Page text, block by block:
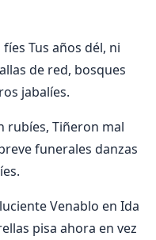
Tus años dél, ni
de red, bosques
jabalíes.
rubíes, Tiñeron mal
funerales danzas
Venablo en Ida
pisa ahora en vez